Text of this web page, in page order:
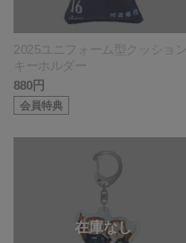
2025ユニフォーム型クッション
キーホルダー
880円
会員特典